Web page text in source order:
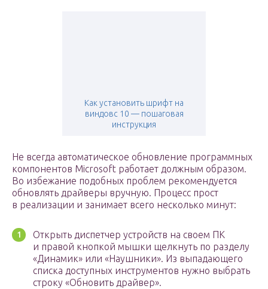
Как установить шрифт на
виндовс 10 — пошаговая
инструкция
Не всегда автоматическое обновление программных
компонентов Microsoft работает должным образом.
Во избежание подобных проблем рекомендуется
обновлять драйверы вручную. Процесс прост
в реализации и занимает всего несколько минут:
Открыть диспетчер устройств на своем ПК
и правой кнопкой мышки щелкнуть по разделу
«Динамик» или «Наушники». Из выпадающего
списка доступных инструментов нужно выбрать
строку «Обновить драйвер».